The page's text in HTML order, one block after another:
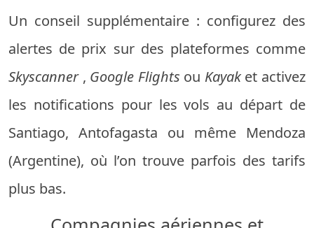
Un conseil supplémentaire : configurez des
alertes de prix sur des plateformes comme
Skyscanner, Google Flights ou Kayaket activez
les notifications pour les vols au départ de
Santiago, Antofagasta ou même Mendoza
(Argentine), où l’on trouve parfois des tarifs
plus bas.